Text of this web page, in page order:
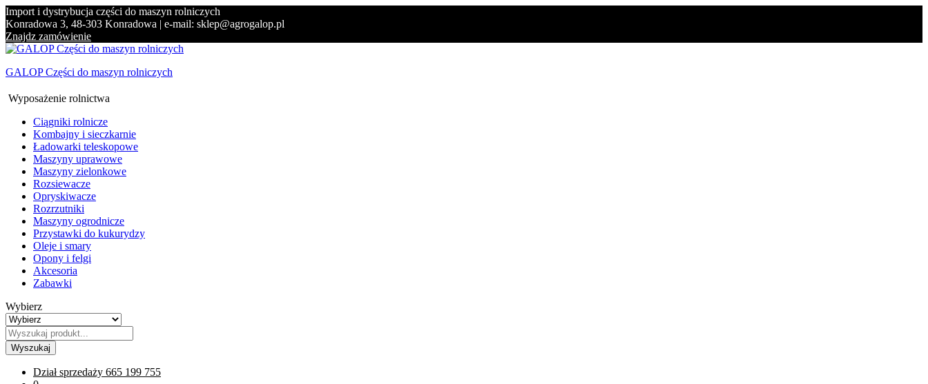
Import i dystrybucja części do maszyn rolniczych
Konradowa 3, 48-303 Konradowa | e-mail: sklep@agrogalop.pl
Znajdz zamówienie
GALOP Części do maszyn rolniczych
Wyposażenie rolnictwa
Ciągniki rolnicze
Kombajny i sieczkarnie
Ładowarki teleskopowe
Maszyny uprawowe
Maszyny zielonkowe
Rozsiewacze
Opryskiwacze
Rozrzutniki
Maszyny ogrodnicze
Przystawki do kukurydzy
Oleje i smary
Opony i felgi
Akcesoria
Zabawki
Wybierz
Wyszukaj
Dział sprzedaży 665 199 755